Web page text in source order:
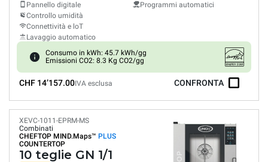
Pannello digitale
Controllo umidità
Connettività e loT
Lavaggio automatico
Programmi automatici
Consumo in kWh: 45.7 kWh/gg
Emissioni CO2: 8.3 Kg CO2/gg
CHF 14’157.00IVA esclusa CONFRONTA
XEVC-1011-EPRM-MS
Combinati
CHEFTOP MIND.Maps™ PLUS
COUNTERTOP
10 teglie GN 1/1